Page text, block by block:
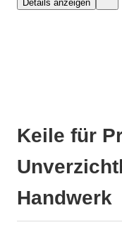
Details anzeigen
Keile für
Handwerk